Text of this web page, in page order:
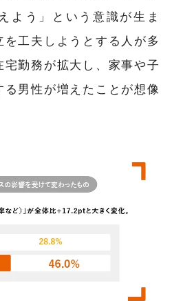
よう」という意識が生ま
工夫しようとする人が多
勤務が拡大し、家事や子
男性が増えたことが想像